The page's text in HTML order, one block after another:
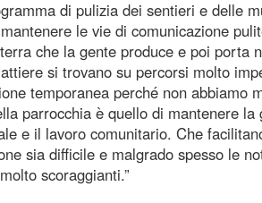
di pulizia dei sentieri e delle
le vie di comunicazione
che la gente produce e poi porta
si trovano su percorsi molto
temporanea perché non
parrocchia è quello di mantenere
e il lavoro comunitario. Che
sia difficile e malgrado spesso le
scoraggianti.”